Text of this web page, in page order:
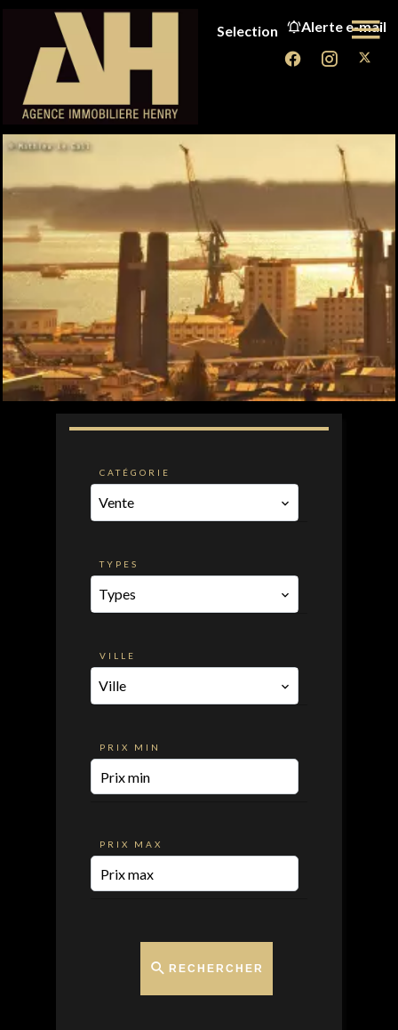
Selection Alerte e-mail
CATÉGORIE
Vente
TYPES
Types
VILLE
Ville
PRIX MIN
PRIX MAX
RECHERCHER